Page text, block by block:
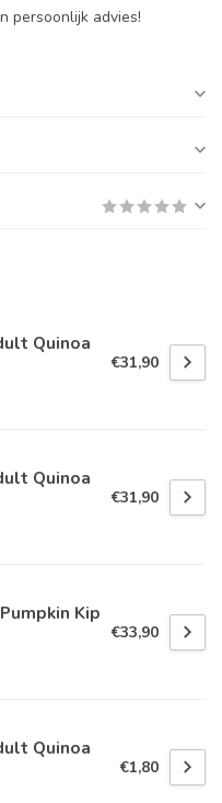
persoonlijk advies!
Quinoa
€31,90
Quinoa
€31,90
Kip
€33,90
Quinoa
€1,80